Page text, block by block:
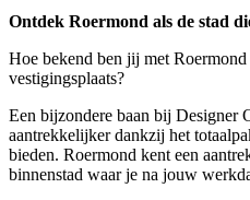
Ontdek Roermond als de stad
Hoe bekend ben jij met
vestigingsplaats?
Een bijzondere baan bij Designer
aantrekkelijker dankzij het
bieden. Roermond kent een
binnenstad waar je na jouw